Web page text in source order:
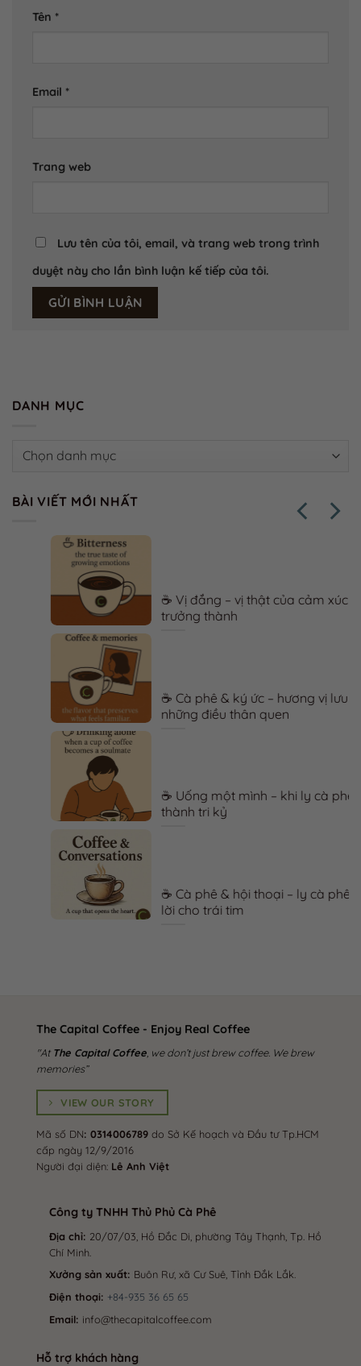
Tên *
Email *
Trang web
Lưu tên của tôi, email, và trang web trong trình
duyệt này cho lần bình luận kế tiếp của tôi.
DANH MỤC
Danh
BÀI VIẾT MỚI NHẤT
☕ Vị đắng – vị thật của cảm xúc
trưởng thành
☕ Cà phê & ký ức – hương vị lưu giữ
những điều thân quen
☕ Uống một mình – khi ly cà phê trở
thành tri kỷ
☕ Cà phê & hội thoại – ly cà phê mở
lời cho trái tim
The Capital Coffee - Enjoy Real Coffee
"At The Capital Coffee, we don’t just brew coffee. We brew
memories”
VIEW OUR STORY
Mã số DN: 0314006789do Sở Kế hoạch và Đầu tư Tp.HCM
cấp ngày 12/9/2016
Người đại diện: Lê Anh Việt
Công ty TNHH Thủ Phủ Cà Phê
Địa chỉ: 20/07/03, Hồ Đắc Di, phường Tây Thạnh, Tp. Hồ
Chí Minh.
Xưởng sản xuất: Buôn Rư, xã Cư Suê, Tỉnh Đắk Lắk.
Điện thoại: +84-935 36 65 65
Email: info@thecapitalcoffee.com
Hỗ trợ khách hàng